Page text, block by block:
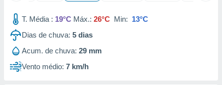
T. Média : 19°C Máx.: 26°C Min: 13°C
Dias de chuva: 5 dias
Acum. de chuva: 29 mm
Vento médio: 7 km/h